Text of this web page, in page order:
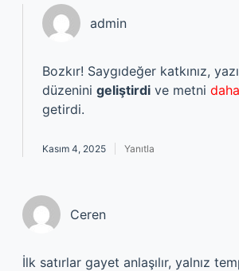
admin
Bozkır! Saygıdeğer katkınız,
düzenini geliştirdi ve metni
getirdi.
Kasım 4, 2025 Yanıtla
Ceren
İlk satırlar gayet anlaşılır, yalnız